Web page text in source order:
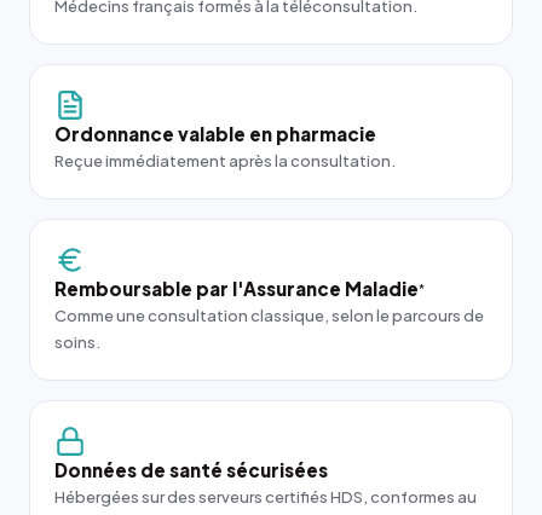
Médecins français formés à la téléconsultation.
Ordonnance valable en pharmacie
Reçue immédiatement après la consultation.
Remboursable par l'Assurance Maladie*
Comme une consultation classique, selon le parcours de
soins.
Données de santé sécurisées
Hébergées sur des serveurs certifiés HDS, conformes au